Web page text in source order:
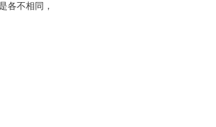
各不相同，